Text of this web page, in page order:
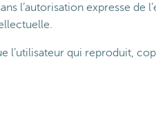
l’autorisation expresse de
l’utilisateur qui reproduit,